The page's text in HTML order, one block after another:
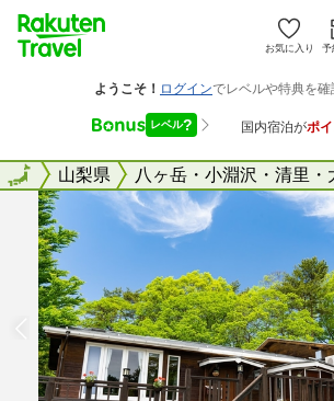
お気に入り 予
全国山梨県 八ヶ岳・小淵沢・清里・
全国